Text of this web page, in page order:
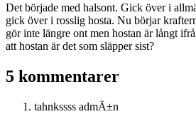
Det började med halsont. Gick över i
gick över i rosslig hosta. Nu börjar
gör inte längre ont men hostan är långt
att hostan är det som släpper sist?
5 kommentarer
tahnkssss admÄ±n